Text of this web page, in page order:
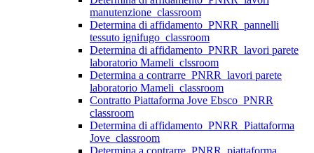
manutenzione_classroom
Determina di affidamento_PNRR_pannelli
tessuto ignifugo_classroom
Determina di affidamento_PNRR_lavori parete
laboratorio Mameli_clssroom
Determina a contrarre_PNRR_lavori parete
laboratorio Mameli_classroom
Contratto Piattaforma Jove Ebsco_PNRR
classroom
Determina di affidamento_PNRR_Piattaforma
Jove_classroom